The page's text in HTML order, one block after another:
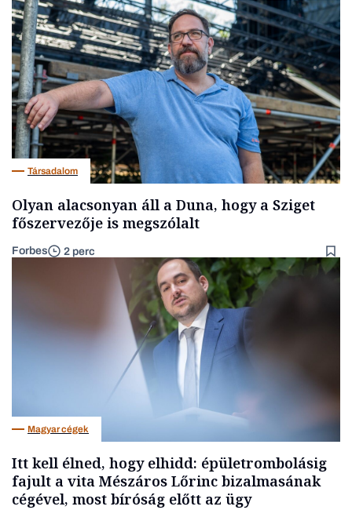
Társadalom
Olyan alacsonyan áll a Duna, hogy a Sziget
főszervezője is megszólalt
Forbes 2 perc
Magyar cégek
Itt kell élned, hogy elhidd: épületrombolásig
fajult a vita Mészáros Lőrinc bizalmasának
cégével, most bíróság előtt az ügy